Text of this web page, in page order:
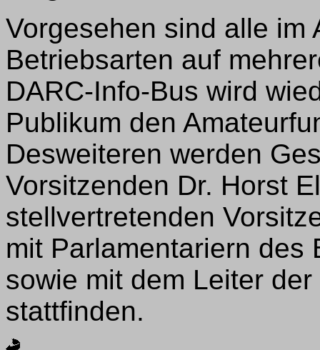
Vorgesehen sind alle im
Betriebsarten auf
DARC-Info-Bus wird
Publikum den
Desweiteren werden
Vorsitzenden Dr. Horst
stellvertretenden
mit Parlamentariern des
sowie mit dem Leiter
stattfinden.